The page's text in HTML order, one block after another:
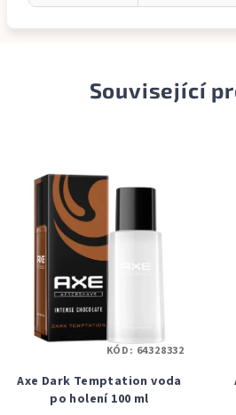
Související
Axe Dark Temptation voda
po holení 100 ml
KÓD: 64328332